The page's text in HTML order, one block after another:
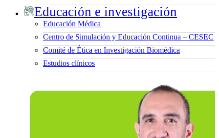
Educación e investigación
Educación Médica
Centro de Simulación y Educación Continua – CESEC
Comité de Ética en Investigación Biomédica
Estudios clínicos